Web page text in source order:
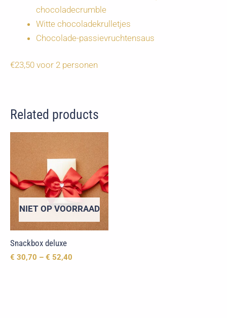
chocoladecrumble
Witte chocoladekrulletjes
Chocolade-passievruchtensaus
€23,50 voor 2 personen
Related products
NIET OP VOORRAAD
Snackbox deluxe
€ 30,70 – € 52,40